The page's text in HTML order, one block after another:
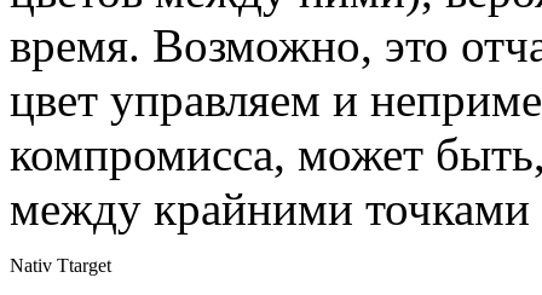
время. Возможно, это
цвет управляем и
компромисса, может
между крайними
Nativ Ttarget